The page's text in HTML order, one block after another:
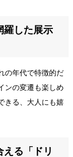
羅した展示
の年代で特徴的だ
ンの変遷も楽しめ
きる、大人にも嬉
える「ドリ